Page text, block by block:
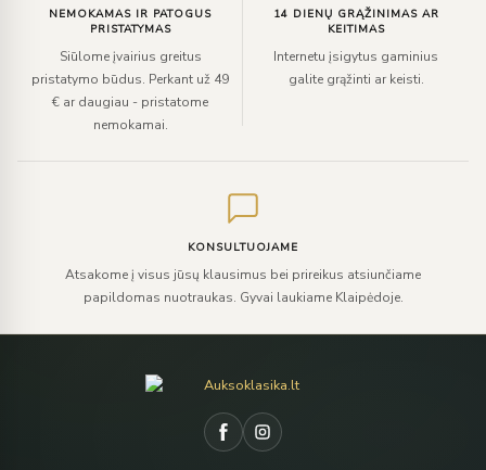
NEMOKAMAS IR PATOGUS
PRISTATYMAS
Siūlome įvairius greitus
pristatymo būdus. Perkant už 49
€ ar daugiau - pristatome
nemokamai.
14 DIENŲ GRĄŽINIMAS AR
KEITIMAS
Internetu įsigytus gaminius
galite grąžinti ar keisti.
KONSULTUOJAME
Atsakome į visus jūsų klausimus bei prireikus atsiunčiame
papildomas nuotraukas. Gyvai laukiame Klaipėdoje.